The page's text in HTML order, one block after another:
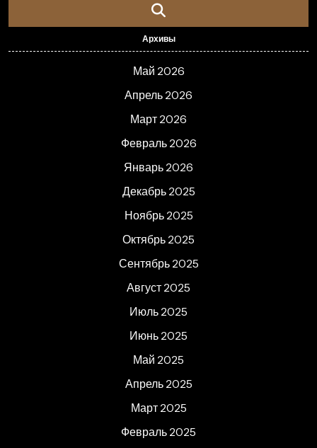
Архивы
Май 2026
Апрель 2026
Март 2026
Февраль 2026
Январь 2026
Декабрь 2025
Ноябрь 2025
Октябрь 2025
Сентябрь 2025
Август 2025
Июль 2025
Июнь 2025
Май 2025
Апрель 2025
Март 2025
Февраль 2025